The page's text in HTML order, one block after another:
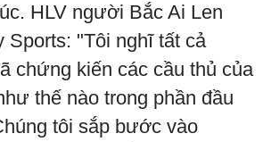
HLV người Bắc Ai Len
Sports: "Tôi nghĩ tất cả
chứng kiến các cầu thủ của
thế nào trong phần đầu
tôi sắp bước vào